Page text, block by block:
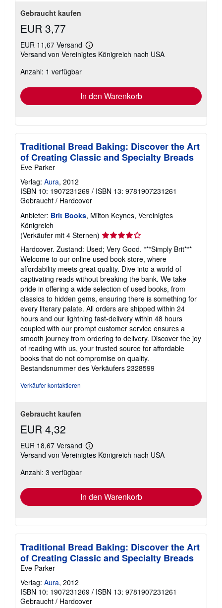
Gebraucht kaufen
EUR 3,77
EUR 11,67 Versand
Weitere
Informationen
Versand von Vereinigtes Königreich nach USA
Anzahl: 1 verfügbar
In den Warenkorb
Traditional Bread Baking: Discover the Art
of Creating Classic and Specialty Breads
Eve Parker
Verlag: Aura, 2012
ISBN 10: 1907231269 / ISBN 13: 9781907231261
Gebraucht / Hardcover
Anbieter: Brit Books, Milton Keynes, Vereinigtes
Königreich
(Verkäufer mit 4 Sternen) Verkäuferbewertung
4
von
5
Sternen
Hardcover. Zustand: Used; Very Good. ***Simply Brit***
Welcome to our online used book store, where
affordability meets great quality. Dive into a world of
captivating reads without breaking the bank. We take
pride in offering a wide selection of used books, from
classics to hidden gems, ensuring there is something for
every literary palate. All orders are shipped within 24
hours and our lightning fast-delivery within 48 hours
coupled with our prompt customer service ensures a
smooth journey from ordering to delivery. Discover the joy
of reading with us, your trusted source for affordable
books that do not compromise on quality.
Bestandsnummer des Verkäufers 2328599
Verkäufer kontaktieren
Gebraucht kaufen
EUR 4,32
EUR 18,67 Versand
Weitere
Informationen
Versand von Vereinigtes Königreich nach USA
Anzahl: 3 verfügbar
In den Warenkorb
Traditional Bread Baking: Discover the Art
of Creating Classic and Specialty Breads
Eve Parker
Verlag: Aura, 2012
ISBN 10: 1907231269 / ISBN 13: 9781907231261
Gebraucht / Hardcover